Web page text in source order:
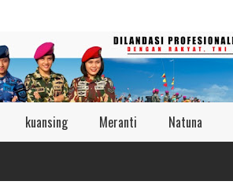
kuansing Meranti Natuna